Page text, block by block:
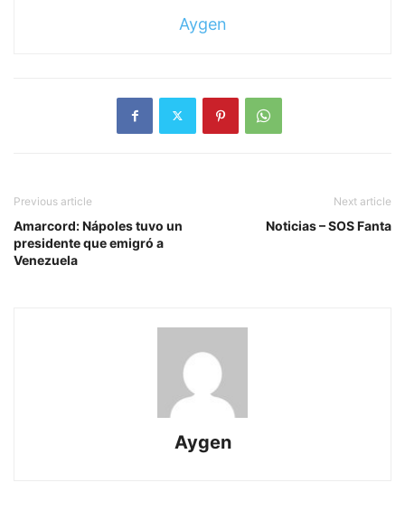
Aygen
Previous article
Amarcord: Nápoles tuvo un
presidente que emigró a
Venezuela
Next article
Noticias – SOS Fanta
Aygen